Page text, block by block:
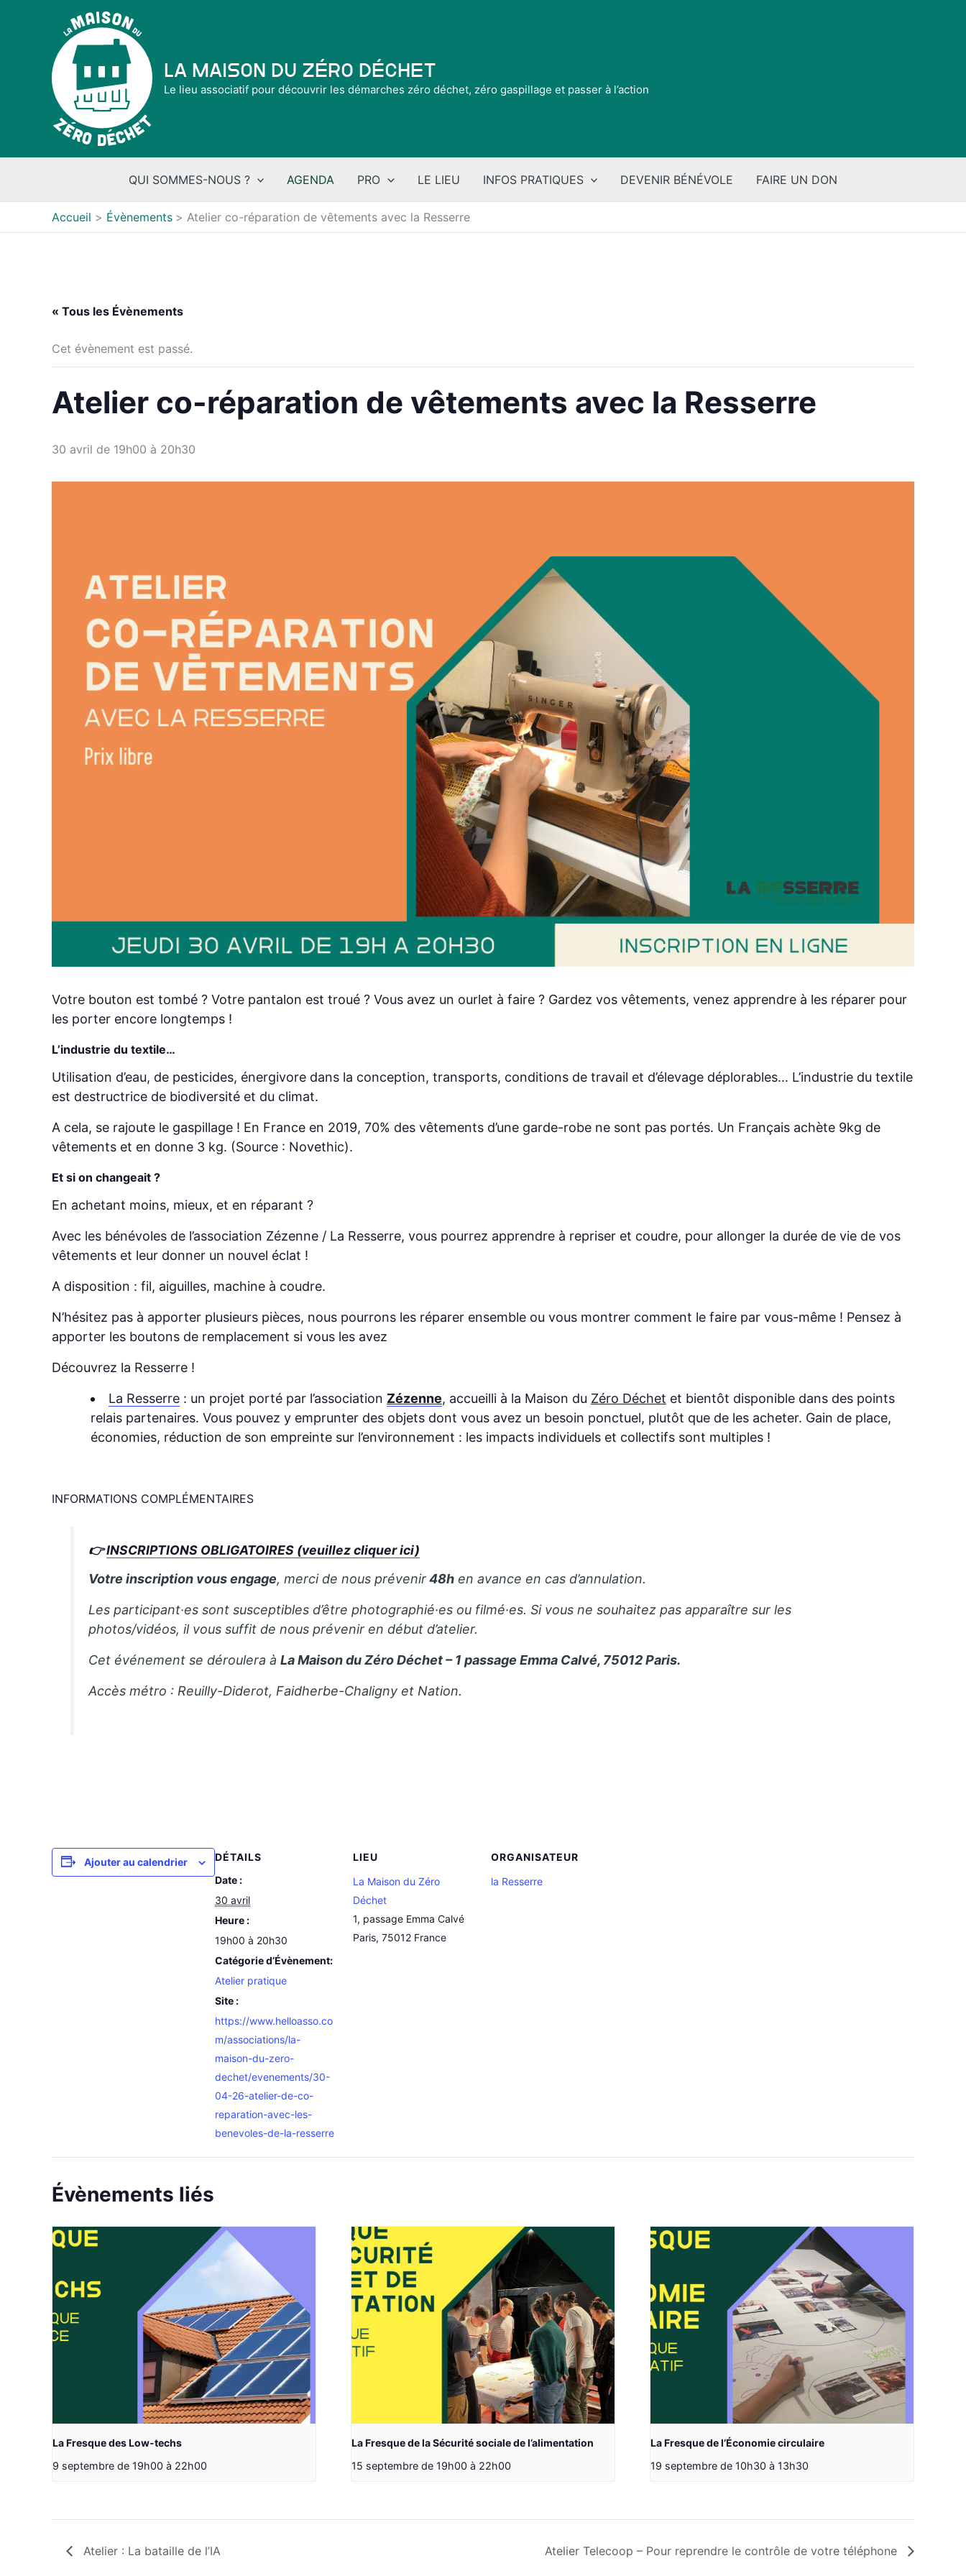
La Maison du Zéro Déchet
Le lieu associatif pour découvrir les démarches zéro déchet, zéro gaspillage et passer à l’action
QUI SOMMES-NOUS ? AGENDA PRO LE LIEU INFOS PRATIQUES DEVENIR BÉNÉVOLE FAIRE UN DON
Accueil Évènements Atelier co-réparation de vêtements avec la Resserre
« Tous les Évènements
Cet évènement est passé.
Atelier co-réparation de vêtements avec la Resserre
30 avril de 19h00 à 20h30
Votre bouton est tombé ? Votre pantalon est troué ? Vous avez un ourlet à faire ? Gardez vos vêtements, venez apprendre à les réparer pour
les porter encore longtemps !
L’industrie du textile…
Utilisation d’eau, de pesticides, énergivore dans la conception, transports, conditions de travail et d’élevage déplorables… L’industrie du textile
est destructrice de biodiversité et du climat.
A cela, se rajoute le gaspillage ! En France en 2019, 70% des vêtements d’une garde-robe ne sont pas portés. Un Français achète 9kg de
vêtements et en donne 3 kg. (Source : Novethic).
Et si on changeait ?
En achetant moins, mieux, et en réparant ?
Avec les bénévoles de l’association Zézenne / La Resserre, vous pourrez apprendre à repriser et coudre, pour allonger la durée de vie de vos
vêtements et leur donner un nouvel éclat !
A disposition : fil, aiguilles, machine à coudre.
N’hésitez pas à apporter plusieurs pièces, nous pourrons les réparer ensemble ou vous montrer comment le faire par vous-même ! Pensez à
apporter les boutons de remplacement si vous les avez
Découvrez la Resserre !
La Resserre : un projet porté par l’association Zézenne, accueilli à la Maison du Zéro Déchet et bientôt disponible dans des points
relais partenaires. Vous pouvez y emprunter des objets dont vous avez un besoin ponctuel, plutôt que de les acheter. Gain de place,
économies, réduction de son empreinte sur l’environnement : les impacts individuels et collectifs sont multiples !
INFORMATIONS COMPLÉMENTAIRES
👉INSCRIPTIONS OBLIGATOIRES (veuillez cliquer ici)
Votre inscription vous engage, merci de nous prévenir48h en avance en cas d’annulation.
Les participant·es sont susceptibles d’être photographié·es ou filmé·es. Si vous ne souhaitez pas apparaître sur les
photos/vidéos, il vous suffit de nous prévenir en début d’atelier.
Cet événement se déroulera àLa Maison du Zéro Déchet – 1 passage Emma Calvé, 75012 Paris.
Accès métro : Reuilly-Diderot, Faidherbe-Chaligny et Nation.
Ajouter au calendrier
DÉTAILS
Date :
30 avril
Heure :
19h00 à 20h30
Catégorie d’Évènement:
Atelier pratique
Site :
https://www.helloasso.co
m/associations/la-
maison-du-zero-
dechet/evenements/30-
04-26-atelier-de-co-
reparation-avec-les-
benevoles-de-la-resserre
LIEU
La Maison du Zéro
Déchet
1, passage Emma Calvé
Paris, 75012 France
ORGANISATEUR
la Resserre
Évènements liés
La Fresque des Low-techs
9 septembre de 19h00 à 22h00
La Fresque de la Sécurité sociale de l’alimentation
15 septembre de 19h00 à 22h00
La Fresque de l’Économie circulaire
19 septembre de 10h30 à 13h30
Atelier : La bataille de l’IA Atelier Telecoop – Pour reprendre le contrôle de votre téléphone